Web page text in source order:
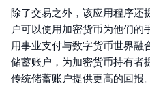
除了交易之外，该应用程序还
户可以使用加密货币为他们的
用事业支付与数字货币世界融
储蓄账户，为加密货币持有者
传统储蓄账户提供更高的回报。